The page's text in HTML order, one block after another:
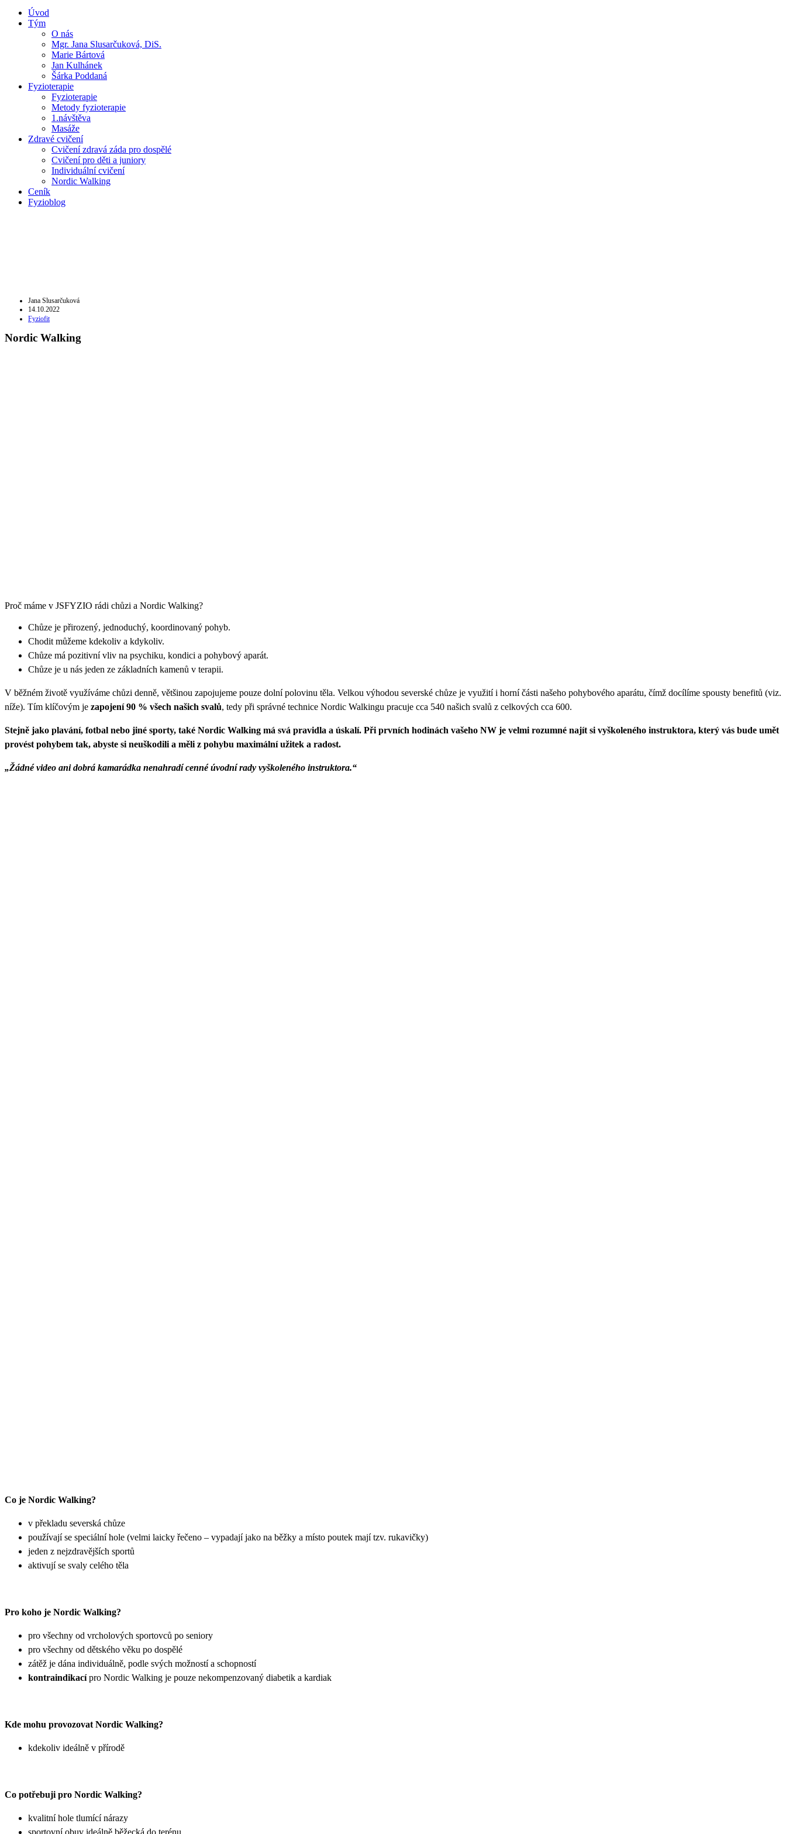
Úvod
Tým
O nás
Mgr. Jana Slusarčuková, DiS.
Marie Bártová
Jan Kulhánek
Šárka Poddaná
Fyzioterapie
Fyzioterapie
Metody fyzioterapie
1.návštěva
Masáže
Zdravé cvičení
Cvičení zdravá záda pro dospělé
Cvičení pro děti a juniory
Individuální cvičení
Nordic Walking
Ceník
Fyzioblog
Jana Slusarčuková
14.10.2022
Fyziofit
Nordic Walking
Proč máme v JSFYZIO rádi chůzi a Nordic Walking?
Chůze je přirozený, jednoduchý, koordinovaný pohyb.
Chodit můžeme kdekoliv a kdykoliv.
Chůze má pozitivní vliv na psychiku, kondici a pohybový aparát.
Chůze je u nás jeden ze základních kamenů v terapii.
V běžném životě využíváme chůzi denně, většinou zapojujeme pouze dolní polovinu těla. Velkou výhodou severské chůze je využití i horní části našeho pohybového aparátu, čímž docílíme spousty benefitů (viz.
níže). Tím klíčovým je zapojení 90 % všech našich svalů, tedy při správné technice Nordic Walkingu pracuje cca 540 našich svalů z celkových cca 600.
Stejně jako plavání, fotbal nebo jiné sporty, také Nordic Walking má svá pravidla a úskalí. Při prvních hodinách vašeho NW je velmi rozumné najít si vyškoleného instruktora, který vás bude umět
provést pohybem tak, abyste si neuškodili a měli z pohybu maximální užitek a radost.
„Žádné video ani dobrá kamarádka nenahradí cenné úvodní rady vyškoleného instruktora.“
Co je Nordic Walking?
v překladu severská chůze
používají se speciální hole (velmi laicky řečeno – vypadají jako na běžky a místo poutek mají tzv. rukavičky)
jeden z nejzdravějších sportů
aktivují se svaly celého těla
Pro koho je Nordic Walking?
pro všechny od vrcholových sportovců po seniory
pro všechny od dětského věku po dospělé
zátěž je dána individuálně, podle svých možností a schopností
kontraindikacípro Nordic Walking je pouze nekompenzovaný diabetik a kardiak
Kde mohu provozovat Nordic Walking?
kdekoliv ideálně v přírodě
Co potřebuji pro Nordic Walking?
kvalitní hole tlumící nárazy
sportovní obuv ideálně běžecká do terénu